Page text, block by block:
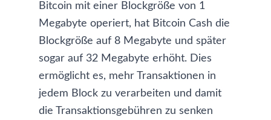
Bitcoin mit einer Blockgröße von 1
Megabyte operiert, hat Bitcoin Cash die
Blockgröße auf 8 Megabyte und später
sogar auf 32 Megabyte erhöht. Dies
ermöglicht es, mehr Transaktionen in
jedem Block zu verarbeiten und damit
die Transaktionsgebühren zu senken